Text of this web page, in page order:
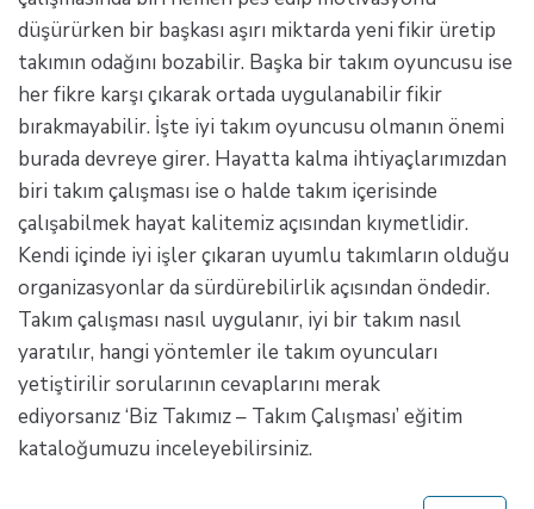
düşürürken bir başkası aşırı miktarda yeni fikir üretip
takımın odağını bozabilir. Başka bir takım oyuncusu ise
her fikre karşı çıkarak ortada uygulanabilir fikir
bırakmayabilir. İşte iyi takım oyuncusu olmanın önemi
burada devreye girer. Hayatta kalma ihtiyaçlarımızdan
biri takım çalışması ise o halde takım içerisinde
çalışabilmek hayat kalitemiz açısından kıymetlidir.
Kendi içinde iyi işler çıkaran uyumlu takımların olduğu
organizasyonlar da sürdürebilirlik açısından öndedir.
Takım çalışması nasıl uygulanır, iyi bir takım nasıl
yaratılır, hangi yöntemler ile takım oyuncuları
yetiştirilir sorularının cevaplarını merak
ediyorsanız ‘Biz Takımız – Takım Çalışması’ eğitim
kataloğumuzu inceleyebilirsiniz.